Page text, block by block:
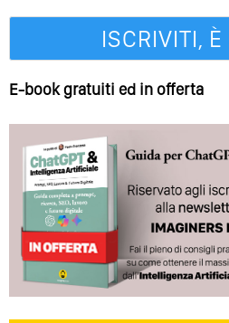
E-book gratuiti ed in offerta